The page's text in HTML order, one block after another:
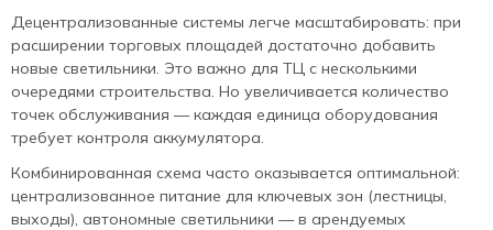
Децентрализованные системы легче масштабировать: при
расширении торговых площадей достаточно добавить
новые светильники. Это важно для ТЦ с несколькими
очередями строительства. Но увеличивается количество
точек обслуживания — каждая единица оборудования
требует контроля аккумулятора.
Комбинированная схема часто оказывается оптимальной:
централизованное питание для ключевых зон (лестницы,
выходы), автономные светильники — в арендуемых